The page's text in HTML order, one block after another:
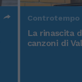
Controtempo
La rinascita
canzoni di